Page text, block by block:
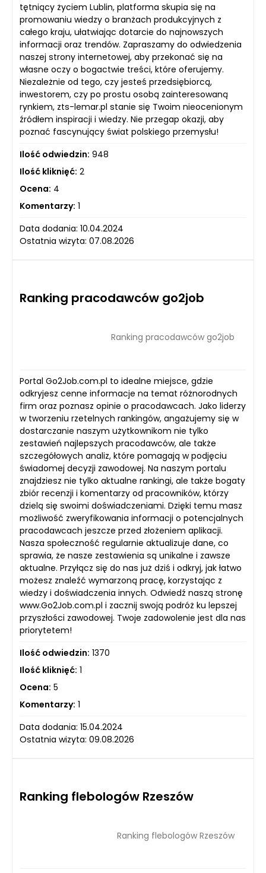
tętniący życiem Lublin, platforma skupia się na
promowaniu wiedzy o branżach produkcyjnych z
całego kraju, ułatwiając dotarcie do najnowszych
informacji oraz trendów. Zapraszamy do odwiedzenia
naszej strony internetowej, aby przekonać się na
własne oczy o bogactwie treści, które oferujemy.
Niezależnie od tego, czy jesteś przedsiębiorcą,
inwestorem, czy po prostu osobą zainteresowaną
rynkiem, zts-lemar.pl stanie się Twoim nieocenionym
źródłem inspiracji i wiedzy. Nie przegap okazji, aby
poznać fascynujący świat polskiego przemysłu!
Ilość odwiedzin: 948
Ilość kliknięć: 2
Ocena: 4
Komentarzy: 1
Data dodania: 10.04.2024
Ostatnia wizyta: 07.08.2026
Ranking pracodawców go2job
Ranking pracodawców go2job
Portal Go2Job.com.pl to idealne miejsce, gdzie
odkryjesz cenne informacje na temat różnorodnych
firm oraz poznasz opinie o pracodawcach. Jako liderzy
w tworzeniu rzetelnych rankingów, angażujemy się w
dostarczanie naszym użytkownikom nie tylko
zestawień najlepszych pracodawców, ale także
szczegółowych analiz, które pomagają w podjęciu
świadomej decyzji zawodowej. Na naszym portalu
znajdziesz nie tylko aktualne rankingi, ale także bogaty
zbiór recenzji i komentarzy od pracowników, którzy
dzielą się swoimi doświadczeniami. Dzięki temu masz
możliwość zweryfikowania informacji o potencjalnych
pracodawcach jeszcze przed złożeniem aplikacji.
Nasza społeczność regularnie aktualizuje dane, co
sprawia, że nasze zestawienia są unikalne i zawsze
aktualne. Przyłącz się do nas już dziś i odkryj, jak łatwo
możesz znaleźć wymarzoną pracę, korzystając z
wiedzy i doświadczenia innych. Odwiedź naszą stronę
www.Go2Job.com.pl i zacznij swoją podróż ku lepszej
przyszłości zawodowej. Twoje zadowolenie jest dla nas
priorytetem!
Ilość odwiedzin: 1370
Ilość kliknięć: 1
Ocena: 5
Komentarzy: 1
Data dodania: 15.04.2024
Ostatnia wizyta: 09.08.2026
Ranking flebologów Rzeszów
Ranking flebologów Rzeszów